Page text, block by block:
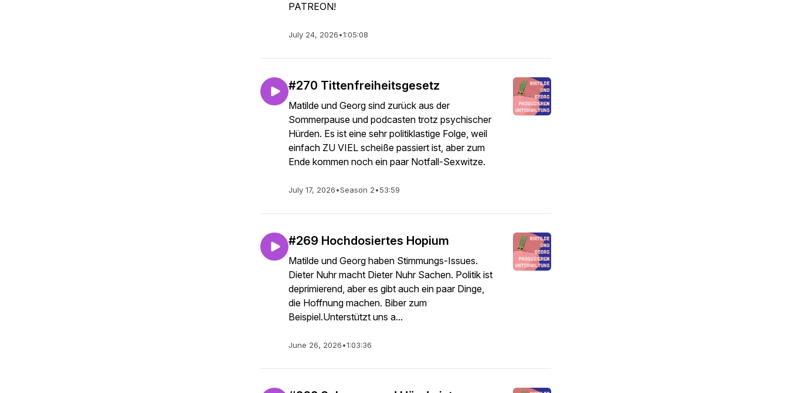
PATREON!
July 24, 2026•1:05:08
#270 Tittenfreiheitsgesetz
Matilde und Georg sind zurück aus der
Sommerpause und podcasten trotz psychischer
Hürden. Es ist eine sehr politiklastige Folge, weil
einfach ZU VIEL scheiße passiert ist, aber zum
Ende kommen noch ein paar Notfall-Sexwitze.
July 17, 2026•Season 2•53:59
#269 Hochdosiertes Hopium
Matilde und Georg haben Stimmungs-Issues.
Dieter Nuhr macht Dieter Nuhr Sachen. Politik ist
deprimierend, aber es gibt auch ein paar Dinge,
die Hoffnung machen. Biber zum
Beispiel.Unterstützt uns a...
June 26, 2026•1:03:36